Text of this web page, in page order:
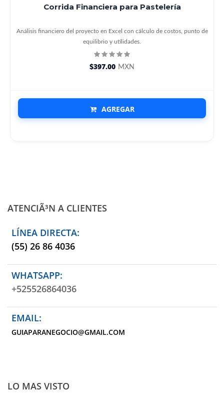
Corrida Financiera para Pastelería
Análisis financiero del proyecto en Excel con cálculo de costos, punto de
equilibrio y utilidades.
$397.00 MXN
AGREGAR
ATENCIÃ³N A CLIENTES
LÍNEA DIRECTA:
(55) 26 86 4036
WHATSAPP:
+525526864036
EMAIL:
GUIAPARANEGOCIO@GMAIL.COM
LO MAS VISTO